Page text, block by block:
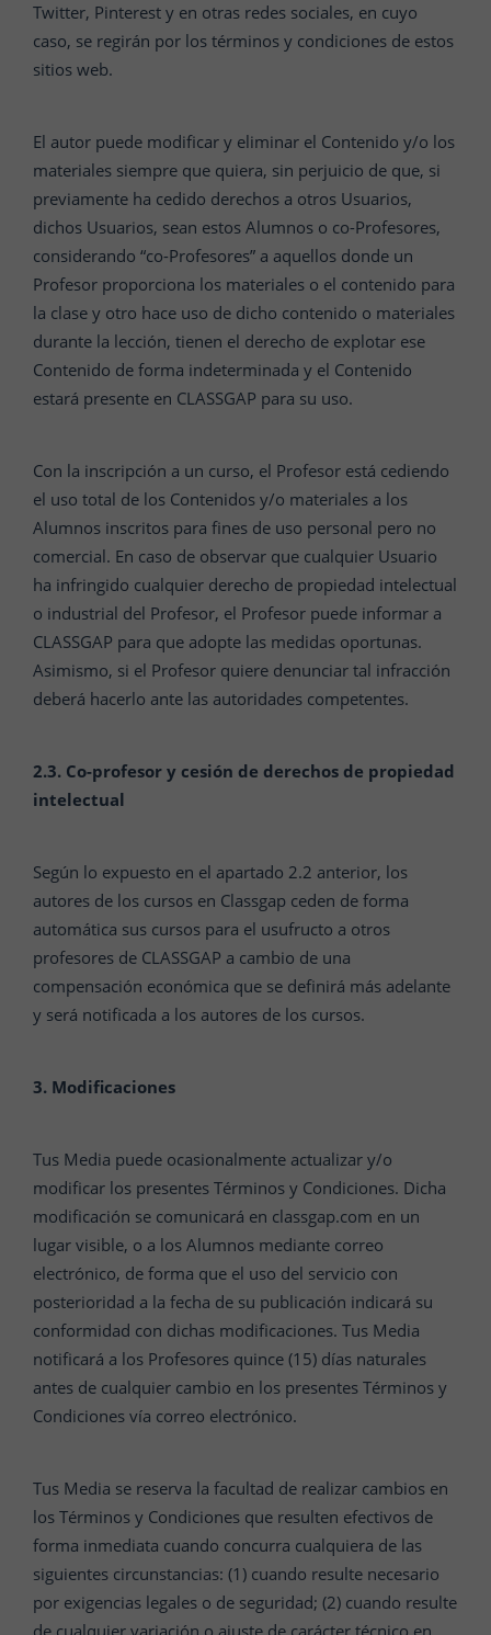
Twitter, Pinterest y en otras redes sociales, en cuyo
caso, se regirán por los términos y condiciones de estos
sitios web.
El autor puede modificar y eliminar el Contenido y/o los
materiales siempre que quiera, sin perjuicio de que, si
previamente ha cedido derechos a otros Usuarios,
dichos Usuarios, sean estos Alumnos o co-Profesores,
considerando “co-Profesores” a aquellos donde un
Profesor proporciona los materiales o el contenido para
la clase y otro hace uso de dicho contenido o materiales
durante la lección, tienen el derecho de explotar ese
Contenido de forma indeterminada y el Contenido
estará presente en CLASSGAP para su uso.
Con la inscripción a un curso, el Profesor está cediendo
el uso total de los Contenidos y/o materiales a los
Alumnos inscritos para fines de uso personal pero no
comercial. En caso de observar que cualquier Usuario
ha infringido cualquier derecho de propiedad intelectual
o industrial del Profesor, el Profesor puede informar a
CLASSGAP para que adopte las medidas oportunas.
Asimismo, si el Profesor quiere denunciar tal infracción
deberá hacerlo ante las autoridades competentes.
2.3. Co-profesor y cesión de derechos de propiedad
intelectual
Según lo expuesto en el apartado 2.2 anterior, los
autores de los cursos en Classgap ceden de forma
automática sus cursos para el usufructo a otros
profesores de CLASSGAP a cambio de una
compensación económica que se definirá más adelante
y será notificada a los autores de los cursos.
3. Modificaciones
Tus Media puede ocasionalmente actualizar y/o
modificar los presentes Términos y Condiciones. Dicha
modificación se comunicará en classgap.com en un
lugar visible, o a los Alumnos mediante correo
electrónico, de forma que el uso del servicio con
posterioridad a la fecha de su publicación indicará su
conformidad con dichas modificaciones. Tus Media
notificará a los Profesores quince (15) días naturales
antes de cualquier cambio en los presentes Términos y
Condiciones vía correo electrónico.
Tus Media se reserva la facultad de realizar cambios en
los Términos y Condiciones que resulten efectivos de
forma inmediata cuando concurra cualquiera de las
siguientes circunstancias: (1) cuando resulte necesario
por exigencias legales o de seguridad; (2) cuando resulte
de cualquier variación o ajuste de carácter técnico en